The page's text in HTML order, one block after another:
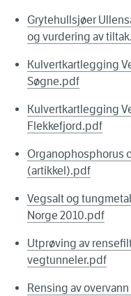
Grytehullsjøer
og vurdering av
Kulvertkartlegging
Søgne.pdf
Kulvertkartlegging
Flekkefjord.pdf
Organophosphorus
(artikkel).pdf
Vegsalt og
Norge 2010.pdf
Utprøving av
vegtunneler.pdf
Rensing av